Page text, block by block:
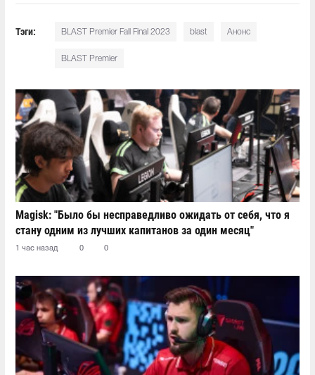
Тэги: BLAST Premier Fall Final 2023 blast Анонс
BLAST Premier
Magisk: "Было бы несправедливо ожидать от себя, что я
стану одним из лучших капитанов за один месяц"
1 час назад 0 0